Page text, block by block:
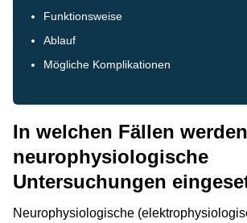
Funktionsweise
Ablauf
Mögliche Komplikationen
In welchen Fällen werden
neurophysiologische
Untersuchungen
Neurophysiologische